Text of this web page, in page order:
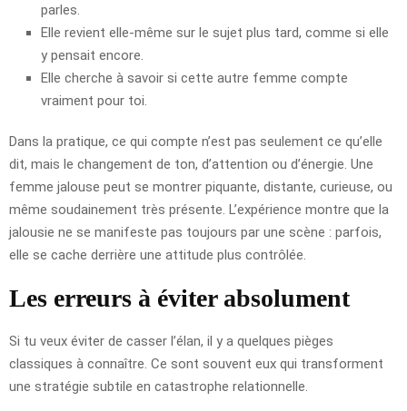
parles.
Elle revient elle-même sur le sujet plus tard, comme si elle
y pensait encore.
Elle cherche à savoir si cette autre femme compte
vraiment pour toi.
Dans la pratique, ce qui compte n’est pas seulement ce qu’elle
dit, mais le changement de ton, d’attention ou d’énergie. Une
femme jalouse peut se montrer piquante, distante, curieuse, ou
même soudainement très présente. L’expérience montre que la
jalousie ne se manifeste pas toujours par une scène : parfois,
elle se cache derrière une attitude plus contrôlée.
Les erreurs à éviter absolument
Si tu veux éviter de casser l’élan, il y a quelques pièges
classiques à connaître. Ce sont souvent eux qui transforment
une stratégie subtile en catastrophe relationnelle.